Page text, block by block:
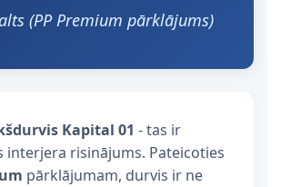
(PP Premium pārklājums)
Kapital 01 - tas ir
interjera risinājums. Pateicoties
pārklājumam, durvis ir ne